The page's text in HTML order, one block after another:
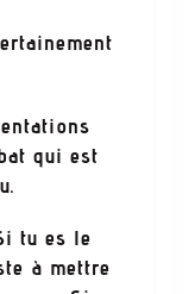
qui est
tu es le
à mettre